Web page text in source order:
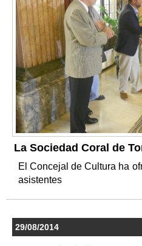
La Sociedad Coral de
El Concejal de Cultura ha
asistentes
29/08/2014